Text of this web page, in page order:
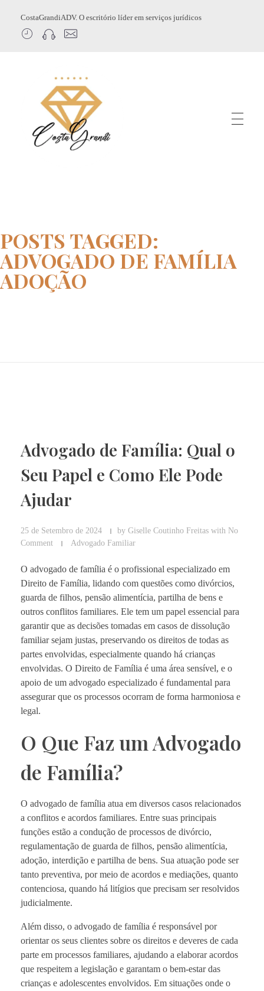
CostaGrandiADV. O escritório líder em serviços jurídicos
POSTS TAGGED:
ADVOGADO DE FAMÍLIA
ADOÇÃO
Advogado de Família: Qual o
Seu Papel e Como Ele Pode
Ajudar
25 de Setembro de 2024 by Giselle Coutinho Freitas with No
Comment
Advogado Familiar
O advogado de família é o profissional especializado em
Direito de Família, lidando com questões como divórcios,
guarda de filhos, pensão alimentícia, partilha de bens e
outros conflitos familiares. Ele tem um papel essencial para
garantir que as decisões tomadas em casos de dissolução
familiar sejam justas, preservando os direitos de todas as
partes envolvidas, especialmente quando há crianças
envolvidas. O Direito de Família é uma área sensível, e o
apoio de um advogado especializado é fundamental para
assegurar que os processos ocorram de forma harmoniosa e
legal.
O Que Faz um Advogado
de Família?
O advogado de família atua em diversos casos relacionados
a conflitos e acordos familiares. Entre suas principais
funções estão a condução de processos de divórcio,
regulamentação de guarda de filhos, pensão alimentícia,
adoção, interdição e partilha de bens. Sua atuação pode ser
tanto preventiva, por meio de acordos e mediações, quanto
contenciosa, quando há litígios que precisam ser resolvidos
judicialmente.
Além disso, o advogado de família é responsável por
orientar os seus clientes sobre os direitos e deveres de cada
parte em processos familiares, ajudando a elaborar acordos
que respeitem a legislação e garantam o bem-estar das
crianças e adolescentes envolvidos. Em situações onde o